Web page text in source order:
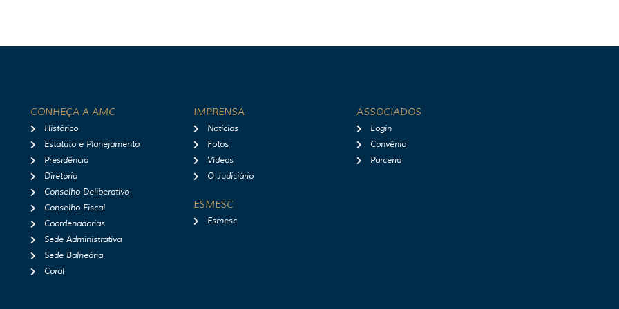
CONHEÇA A AMC
Histórico
Estatuto e Planejamento
Presidência
Diretoria
Conselho Deliberativo
Conselho Fiscal
Coordenadorias
Sede Administrativa
Sede Balneária
Coral
IMPRENSA
Notícias
Fotos
Vídeos
O Judiciário
ESMESC
Esmesc
ASSOCIADOS
Login
Convênio
Parceria